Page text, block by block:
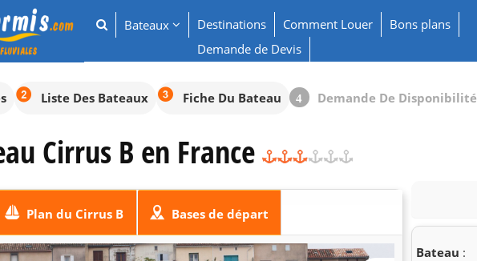
Bateaux Destinations Comment Louer
Bons plans
Demande de Devis
Liste Des Bateaux Fiche Du Bateau Demande De Disponibilité
4
Cirrus B en France
Plan du Cirrus B Bases de départ
Bateau :